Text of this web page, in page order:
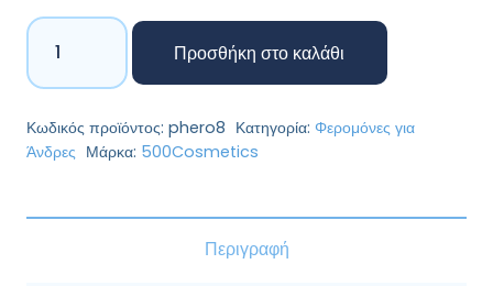
Phiero
Notte
–
Άρωμα
με
για
Προσθήκη στο καλάθι
Κωδικός προϊόντος: phero8 Κατηγορία: Φερομόνες για
Άνδρες Μάρκα: 500Cosmetics
Περιγραφή